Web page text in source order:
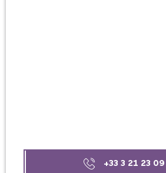
+33 3 21 23 09